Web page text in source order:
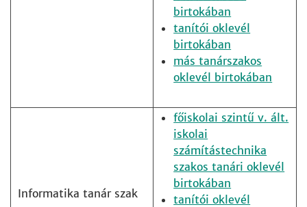
birtokában
tanítói oklevél
birtokában
más tanárszakos
oklevél birtokában
Informatika tanár szak
főiskolai szintű v. ált.
iskolai
számítástechnika
szakos tanári oklevél
birtokában
tanítói oklevél